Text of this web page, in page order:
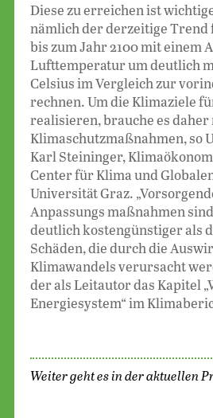
Diese zu erreichen ist
nämlich der derzeitige
bis zum Jahr 2100 mit einem
Lufttemperatur um deutlich
Celsius im Vergleich zur
rechnen. Um die Klima­ziele
realisieren, brauche es
Klimaschutzmaßnahmen, so
Karl Steininger,
Center für Klima und
Universität Graz.
Anpassungs­ maßnahmen
deutlich kostengünstiger als
Schäden, die durch die
Klimawandels verursacht
der als Leitautor das Kapitel
Energiesystem“ im
Weiter geht es in der aktuellen